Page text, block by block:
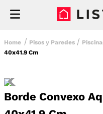
Pisos y Paredes
40x41.9 Cm
Borde Convexo